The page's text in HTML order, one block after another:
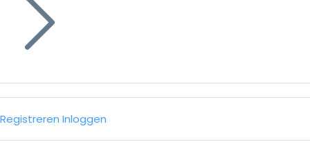
Registreren Inloggen